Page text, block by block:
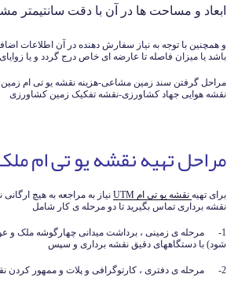
ابعاد و مساحت ها در آن با دقت سانتیمتر
و همچنین با توجه به نیاز سفارش دهنده در آن
باشد یا میزان فاصله تا عارضه ای خاص درج گردد و یا
نقشه هوایی جهاد کشاورزی-نقشه تفکیک زمین کشاورزی
مراحل تهیه نقشه یو تی ام
برای تهیه نقشه یو تی ام UTM نیاز به مراجعه به هیچ
نقشه برداری تماس بگیرید تا دو مرحله ی کار شامل
1- مرحله ی زمینی ، برداشت میدانی چهارگوشه ملک و
شود) با دستگاههای دقیق نقشه برداری و سپس
2- مرحله ی دفتری ، کارتوگرافی و پلات و ممهور کردن نقشه های نهایی